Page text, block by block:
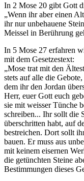
In 2 Mose 20 gibt Gott
„Wenn ihr aber einen
ihr nur unbehauene
Meissel in Berührung
In 5 Mose 27 erfahren
mit dem Gesetzestext:
„Mose trat mit den
stets auf alle die
dem ihr den Jordan
Herr, euer Gott euch
sie mit weisser Tünche
schreiben... Ihr sollt die
überschritten habt, auf
bestreichen. Dort sollt
bauen. Er muss aus
mit keinem eisernen
die getünchten Steine
Bestimmungen dieses